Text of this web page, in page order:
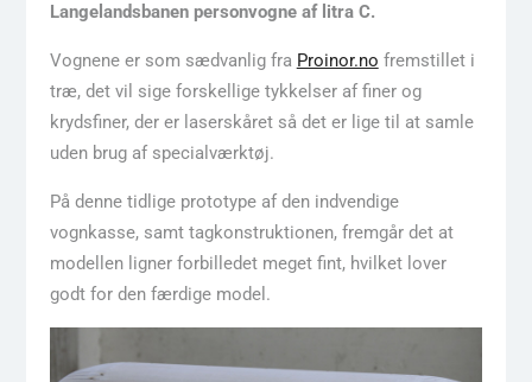
Langelandsbanen personvogne af litra C.
Vognene er som sædvanlig fra Proinor.no fremstillet i
træ, det vil sige forskellige tykkelser af finer og
krydsfiner, der er laserskåret så det er lige til at samle
uden brug af specialværktøj.
På denne tidlige prototype af den indvendige
vognkasse, samt tagkonstruktionen, fremgår det at
modellen ligner forbilledet meget fint, hvilket lover
godt for den færdige model.